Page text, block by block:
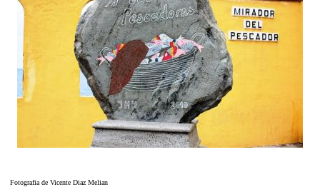
Fotografia de Vicente Diaz Melian